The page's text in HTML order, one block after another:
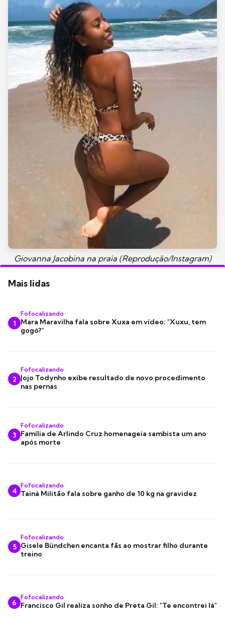
Giovanna Jacobina na praia (Reprodução/Instagram)
Mais lidas
1
Fofocalizando
Mara Maravilha fala sobre Xuxa em vídeo: "Xuxu, tem
gogó?"
2
Fofocalizando
Jojo Todynho exibe resultado de novo procedimento
nas pernas
3
Fofocalizando
Família de Arlindo Cruz homenageia sambista um ano
após morte
4
Fofocalizando
Tainá Militão fala sobre ganho de 10 kg na gravidez
5
Fofocalizando
Gisele Bündchen encanta fãs ao mostrar filho durante
treino
6
Fofocalizando
Francisco Gil realiza sonho de Preta Gil: "Te encontrei lá"